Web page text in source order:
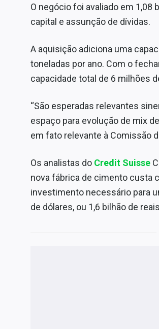
O negócio foi avaliado em 1,08
capital e assunção de dívidas.
A aquisição adiciona uma
toneladas por ano. Com o
capacidade total de 6 milhões
“São esperadas relevantes
espaço para evolução de mix
em fato relevante à Comissão
Os analistas do Credit Suisse
nova fábrica de cimento custa
investimento necessário para
de dólares, ou 1,6 bilhão de